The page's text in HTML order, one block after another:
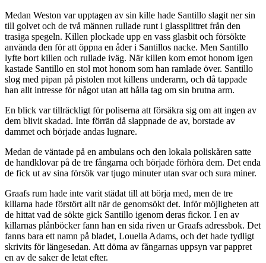
Medan Weston var upptagen av sin kille hade Santillo slagit ner sin
till golvet och de två männen rullade runt i glassplittret från den
trasiga spegeln. Killen plockade upp en vass glasbit och försökte
använda den för att öppna en åder i Santillos nacke. Men Santillo
lyfte bort killen och rullade iväg. När killen kom emot honom igen
kastade Santillo en stol mot honom som han ramlade över. Santillo
slog med pipan på pistolen mot killens underarm, och då tappade
han allt intresse för något utan att hålla tag om sin brutna arm.
En blick var tillräckligt för poliserna att försäkra sig om att ingen av
dem blivit skadad. Inte förrän då slappnade de av, borstade av
dammet och började andas lugnare.
Medan de väntade på en ambulans och den lokala poliskåren satte
de handklovar på de tre fångarna och började förhöra dem. Det enda
de fick ut av sina försök var tjugo minuter utan svar och sura miner.
Graafs rum hade inte varit städat till att börja med, men de tre
killarna hade förstört allt när de genomsökt det. Inför möjligheten att
de hittat vad de sökte gick Santillo igenom deras fickor. I en av
killarnas plånböcker fann han en sida riven ur Graafs adressbok. Det
fanns bara ett namn på bladet, Louella Adams, och det hade tydligt
skrivits för längesedan. Att döma av fångarnas uppsyn var pappret
en av de saker de letat efter.